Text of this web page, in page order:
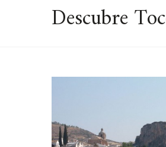
Descubre